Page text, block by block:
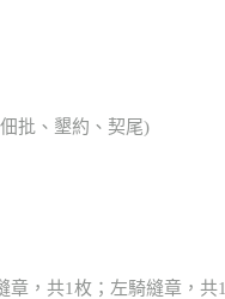
批、墾約、契尾)
，共1枚；左騎縫章，